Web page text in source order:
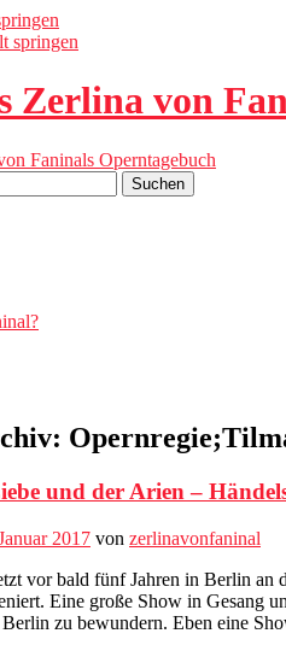
springen
Zerlina von
und der Arien –
2017 von zerlinavonfaninal
vor bald fünf Jahren in Berlin an
Eine große Show in Gesang
zu bewundern. Eben eine